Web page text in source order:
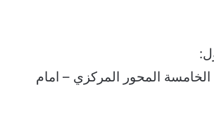
الخامسة المحور المركزي – امام